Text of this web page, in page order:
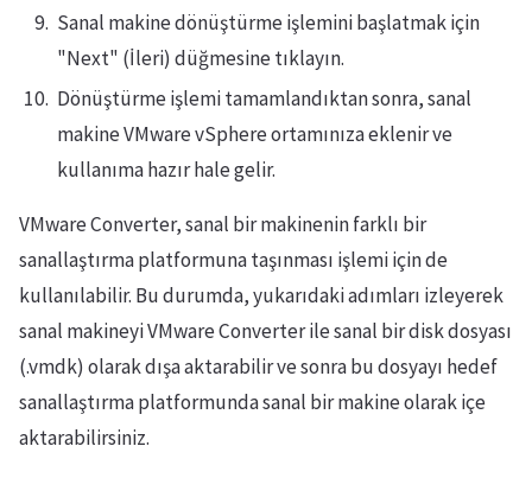
Sanal makine dönüştürme işlemini başlatmak için
"Next" (İleri) düğmesine tıklayın.
Dönüştürme işlemi tamamlandıktan sonra, sanal
makine VMware vSphere ortamınıza eklenir ve
kullanıma hazır hale gelir.
VMware Converter, sanal bir makinenin farklı bir
sanallaştırma platformuna taşınması işlemi için de
kullanılabilir. Bu durumda, yukarıdaki adımları izleyerek
sanal makineyi VMware Converter ile sanal bir disk dosyası
(.vmdk) olarak dışa aktarabilir ve sonra bu dosyayı hedef
sanallaştırma platformunda sanal bir makine olarak içe
aktarabilirsiniz.